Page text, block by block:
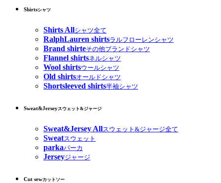
Shirtsシャツ
Shirts Allシャツ全て
RalphLauren shirtsラルフローレンシャツ
Brand shirteその他ブランドシャツ
Flannel shirtsネルシャツ
Wool shirtsウールシャツ
Old shirtsオールドシャツ
Shortsleeved shirts半袖シャツ
Sweat&Jerseyスウェット&ジャージ
Sweat&Jersey Allスウェット&ジャージ全て
Sweatスウェット
parkaパーカ
Jerseyジャージ
Cut sewカットソー